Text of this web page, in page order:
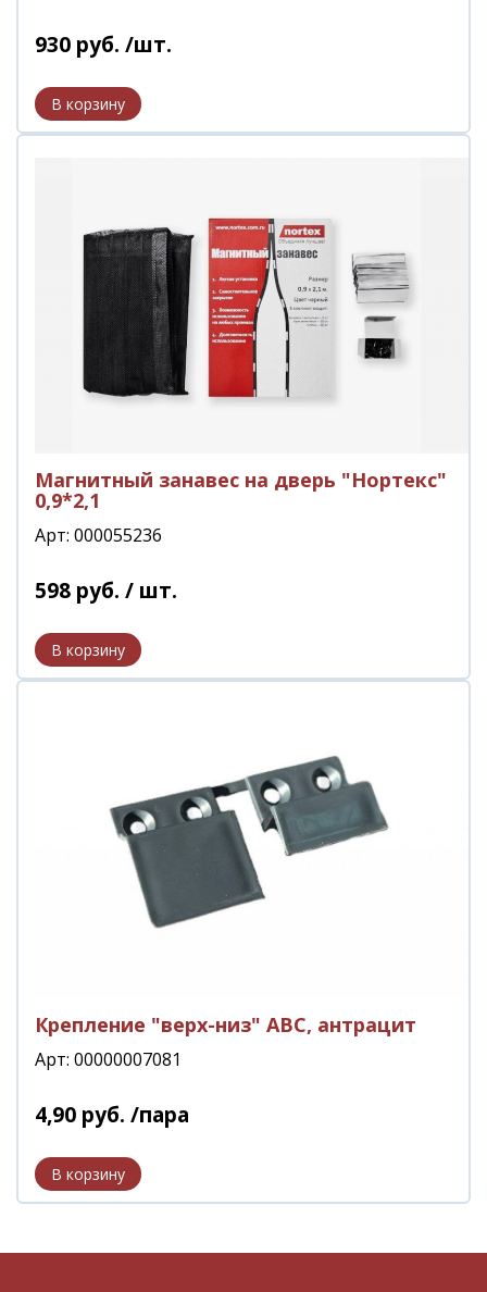
930 руб. /шт.
Магнитный занавес на дверь "Нортекс"
0,9*2,1
Арт: 000055236
598 руб. / шт.
Крепление "верх-низ" АВС, антрацит
Арт: 00000007081
4,90 руб. /пара